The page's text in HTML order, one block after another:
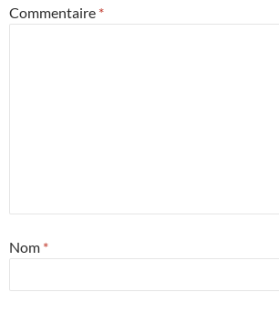
Commentaire *
Nom *